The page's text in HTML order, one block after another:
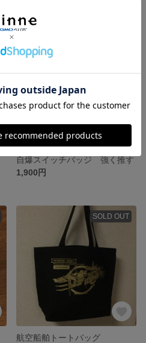
自爆スイッチバッジ 強く推す
1,900円
SOLD OUT
航空船舶トートバッグ